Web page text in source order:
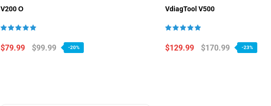
V200 О
$79.99 $99.99 -20%
VdiagTool V500
$129.99 $170.99 -23%